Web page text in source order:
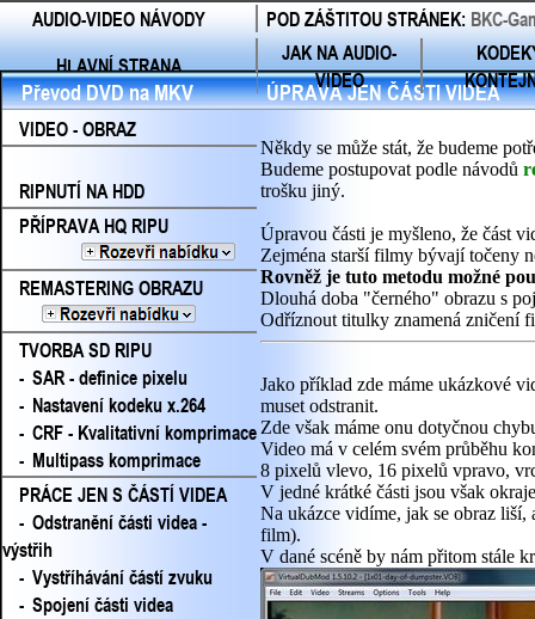
AUDIO-VIDEO NÁVODY POD ZÁŠTITOU STRÁNEK:BKC-
HLAVNÍ STRANA
JAK NA AUDIO-
VIDEO
Převod DVD na MKV
VIDEO - OBRAZ
RIPNUTÍ NA HDD
PŘÍPRAVA HQ RIPU
REMASTERING OBRAZU
TVORBA SD RIPU
- SAR - definice pixelu
- Nastavení kodeku x.264
- CRF - Kvalitativní komprimace
- Multipass komprimace
PRÁCE JEN S ČÁSTÍ VIDEA
- Odstranění části videa -
výstřih
- Vystříhávání částí zvuku
- Spojení části videa
ÚPRAVA JEN ČÁSTI VIDEA
Někdy se může stát, že budeme
Budeme postupovat podle návodů
trošku jiný.
Úpravou části je myšleno, že část
Zejména starší filmy bývají točeny
Rovněž je tuto metodu možné
Dlouhá doba "černého" obrazu s
Odříznout titulky znamená zničení
Jako příklad zde máme ukázkové
muset odstranit.
Zde však máme onu dotyčnou
Video má v celém svém průběhu
8 pixelů vlevo, 16 pixelů vpravo,
V jedné krátké části jsou však
Na ukázce vidíme, jak se obraz liší,
film).
V dané scéně by nám přitom stále